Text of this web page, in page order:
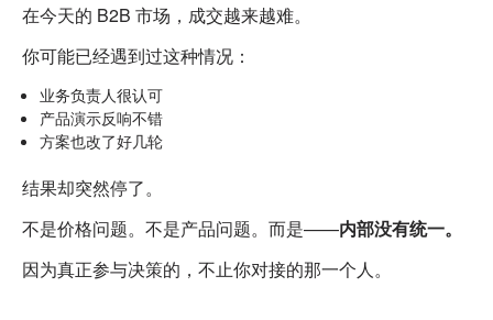
在今天的 B2B 市场，成交越来越难。
你可能已经遇到过这种情况：
业务负责人很认可
产品演示反响不错
方案也改了好几轮
结果却突然停了。
不是价格问题。 不是产品问题。 而是——内部没有统一。
因为真正参与决策的，不止你对接的那一个人。